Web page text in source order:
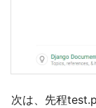
次は、先程